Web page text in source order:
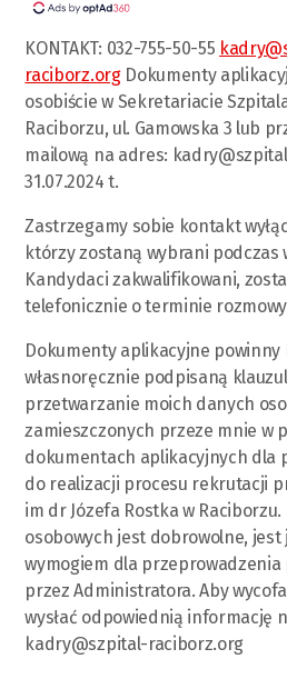
KONTAKT: 032-755-50-55
raciborz.orgDokumenty
osobiście w Sekretariacie
Raciborzu, ul. Gamowska 3 lub
mailową na adres:
31.07.2024 t.
Zastrzegamy sobie kontakt
którzy zostaną wybrani
Kandydaci zakwalifikowani,
telefonicznie o terminie
Dokumenty aplikacyjne
własnoręcznie podpisaną
przetwarzanie moich danych
zamieszczonych przeze mnie w
dokumentach aplikacyjnych dla
do realizacji procesu rekrutacji
im dr Józefa Rostka w
osobowych jest dobrowolne,
wymogiem dla
przez Administratora. Aby
wysłać odpowiednią informację
kadry@szpital-raciborz.org